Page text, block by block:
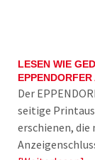
LESEN WIE
Der
seitige
erschienen, die